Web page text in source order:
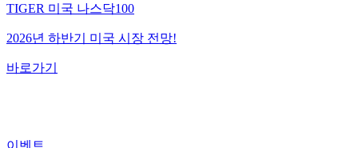
TIGER 미국 나스닥100
2026년 하반기 미국 시장 전망!
바로가기
이벤트